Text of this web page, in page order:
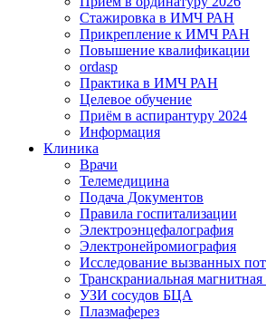
Стажировка в ИМЧ РАН
Прикрепление к ИМЧ РАН
Повышение квалификации
ordasp
Практика в ИМЧ РАН
Целевое обучение
Приём в аспирантуру 2024
Информация
Клиника
Врачи
Телемедицина
Подача Документов
Правила госпитализации
Электроэнцефалография
Электронейромиография
Исследование вызванных
Транскраниальная
УЗИ сосудов БЦА
Плазмаферез